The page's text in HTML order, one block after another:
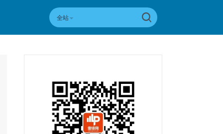
全站